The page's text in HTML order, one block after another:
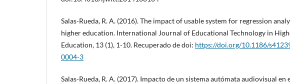
Salas-Rueda, R. A. (2016). The impact of usable system for regression
higher education. International Journal of Educational Technology in
Education, 13 (1), 1-10. Recuperado de doi: https://doi.org/10.1186/
0004-3
Salas-Rueda, R. A. (2017). Impacto de un sistema autómata audiovisual en